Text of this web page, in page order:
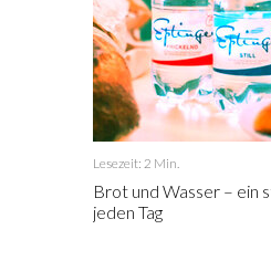
Lesezeit: 2 Min.
Brot und Wasser – ein
jeden Tag